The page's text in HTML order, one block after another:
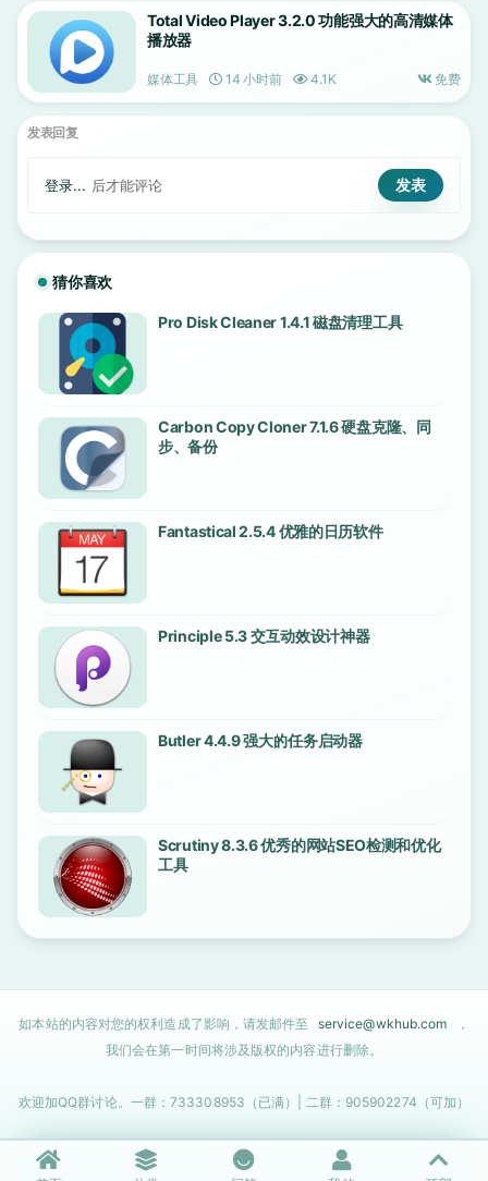
Total Video Player 3.2.0 功能强大的高清媒体
播放器
媒体工具 14 小时前 4.1K 免费
发表回复
登录... 后才能评论
猜你喜欢
Pro Disk Cleaner 1.4.1 磁盘清理工具
Carbon Copy Cloner 7.1.6 硬盘克隆、同
步、备份
Fantastical 2.5.4 优雅的日历软件
Principle 5.3 交互动效设计神器
Butler 4.4.9 强大的任务启动器
Scrutiny 8.3.6 优秀的网站SEO检测和优化
工具
如本站的内容对您的权利造成了影响，请发邮件至 service@wkhub.com
，
我们会在第一时间将涉及版权的内容进行删除。
欢迎加QQ群讨论。一群：733308953（已满）| 二群：905902274（可加）